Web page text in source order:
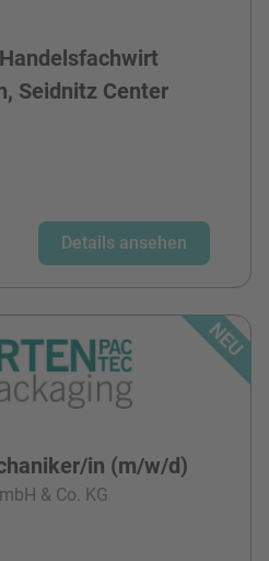
Seidnitz Center
Details ansehen
in (m/w/d)
& Co. KG